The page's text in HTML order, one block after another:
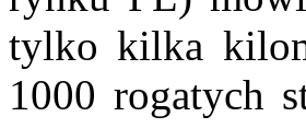
tylko kilka
1000 rogatych